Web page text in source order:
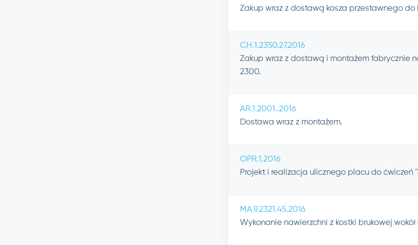
Zakup wraz z dostawą kosza przestawnego do
CH.1.2350.27.2016
Zakup wraz z dostawą i montażem fabrycznie
2300.
AR.1.2001..2016
Dostawa wraz z montażem.
OPR.1.2016
Projekt i realizacja ulicznego placu do ćwiczeń
MA.9.2321.45.2016
Wykonanie nawierzchni z kostki brukowej